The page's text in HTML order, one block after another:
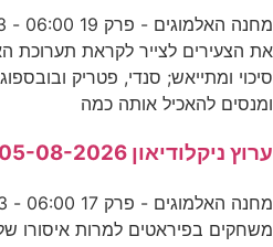
את הצעירים לצייר לקראת תערוכת
סיכוי ומתייאש; סנדי, פטריק
ומנסים להאכיל אותה כמה
ערוץ ניקלודיאון 05-08-2026
משחקים בפיראטים למרות איסורו